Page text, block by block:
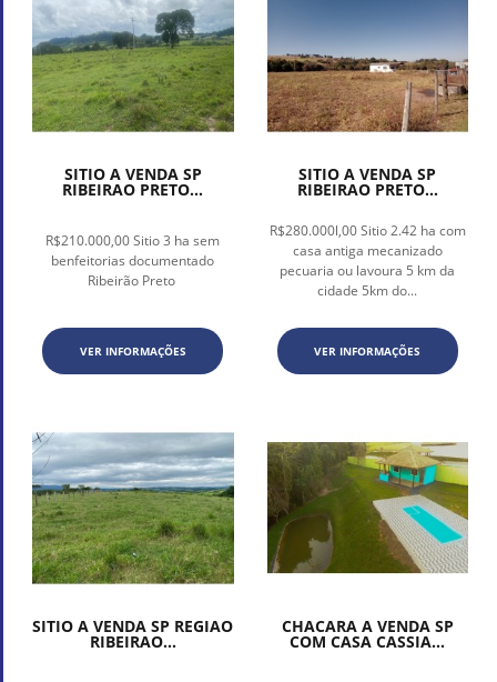
SITIO A VENDA SP
RIBEIRAO PRETO...
R$210.000,00 Sitio 3 ha sem
benfeitorias documentado
Ribeirão Preto
VER INFORMAÇÕES
SITIO A VENDA SP
RIBEIRAO PRETO...
R$280.000l,00 Sitio 2.42 ha com
casa antiga mecanizado
pecuaria ou lavoura 5 km da
cidade 5km do...
VER INFORMAÇÕES
SITIO A VENDA SP REGIAO
RIBEIRAO...
CHACARA A VENDA SP
COM CASA CASSIA...